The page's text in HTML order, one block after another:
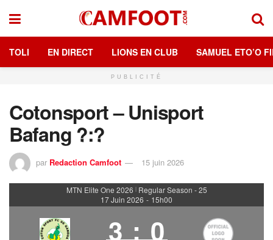
TOLI EN DIRECT LIONS EN CLUB SAMUEL ETO’O
PUBLICITÉ
Cotonsport – Unisport
Bafang ?:?
par Redaction Camfoot 15 juin 2026
MTN Elite One 2026 | Regular Season - 25
17 Juin 2026 - 15h00
3 : 0